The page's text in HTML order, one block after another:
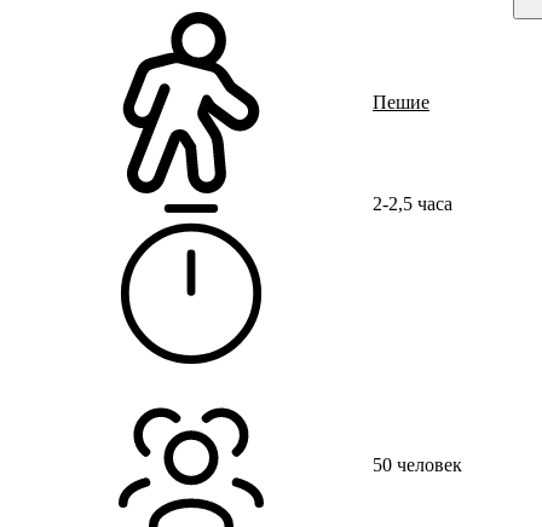
Пешие
2-2,5 часа
50 человек